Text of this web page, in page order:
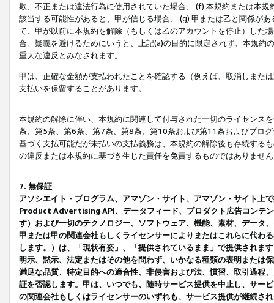
欺、不正または違法行為に使用されていた場合、 (f) 本規約または本
該当する可能性があると、甲が信じる場合、 (g) 甲または乙と関係が
て、甲が以前に本規約を解除（もしくは乙のアカウントを停止）した
合。疑義を避けるためにいうと、上記(a)の目的に限定されず、本規
重大な違反とみなされます。
甲は、正確な金額が支払われたことを確認する（例えば、取消しまた
支払いを保留することがあります。
本規約の解除に伴い、本規約に関連して付与された一切のライセンス
条、第5条、第6条、第7条、第8条、第10条および第11条およびプロ
基づく支払可能だが未払いの支払義務は、本規約の解除後も存続する
の違反または本規約に基づき生じた責任を免責するものではありませ
7. 無保証
アソシエイト・プログラム、アマゾン・サイト、アマゾン・サイト上
Product Advertising API、データフィード、プロダクト広告コンテ
す）および一切のテクノロジー、ソフトウェア、機能、素材、データ
甲または甲の関連会社もしくライセンサーによりまたはこれらに代わ
します。）は、「現状有姿」、「提供されているまま」で提供されま
明示、黙示、法定またはその他を問わず、いかなる種類の表明または
満足な品質、特定目的への適合性、非侵害および法、慣習、取引過程
証を否認します。甲は、いつでも、随時サービス提供を中止し、サー
の関連会社もしくはライセンサーのいずれも、サービス提供が継続さ